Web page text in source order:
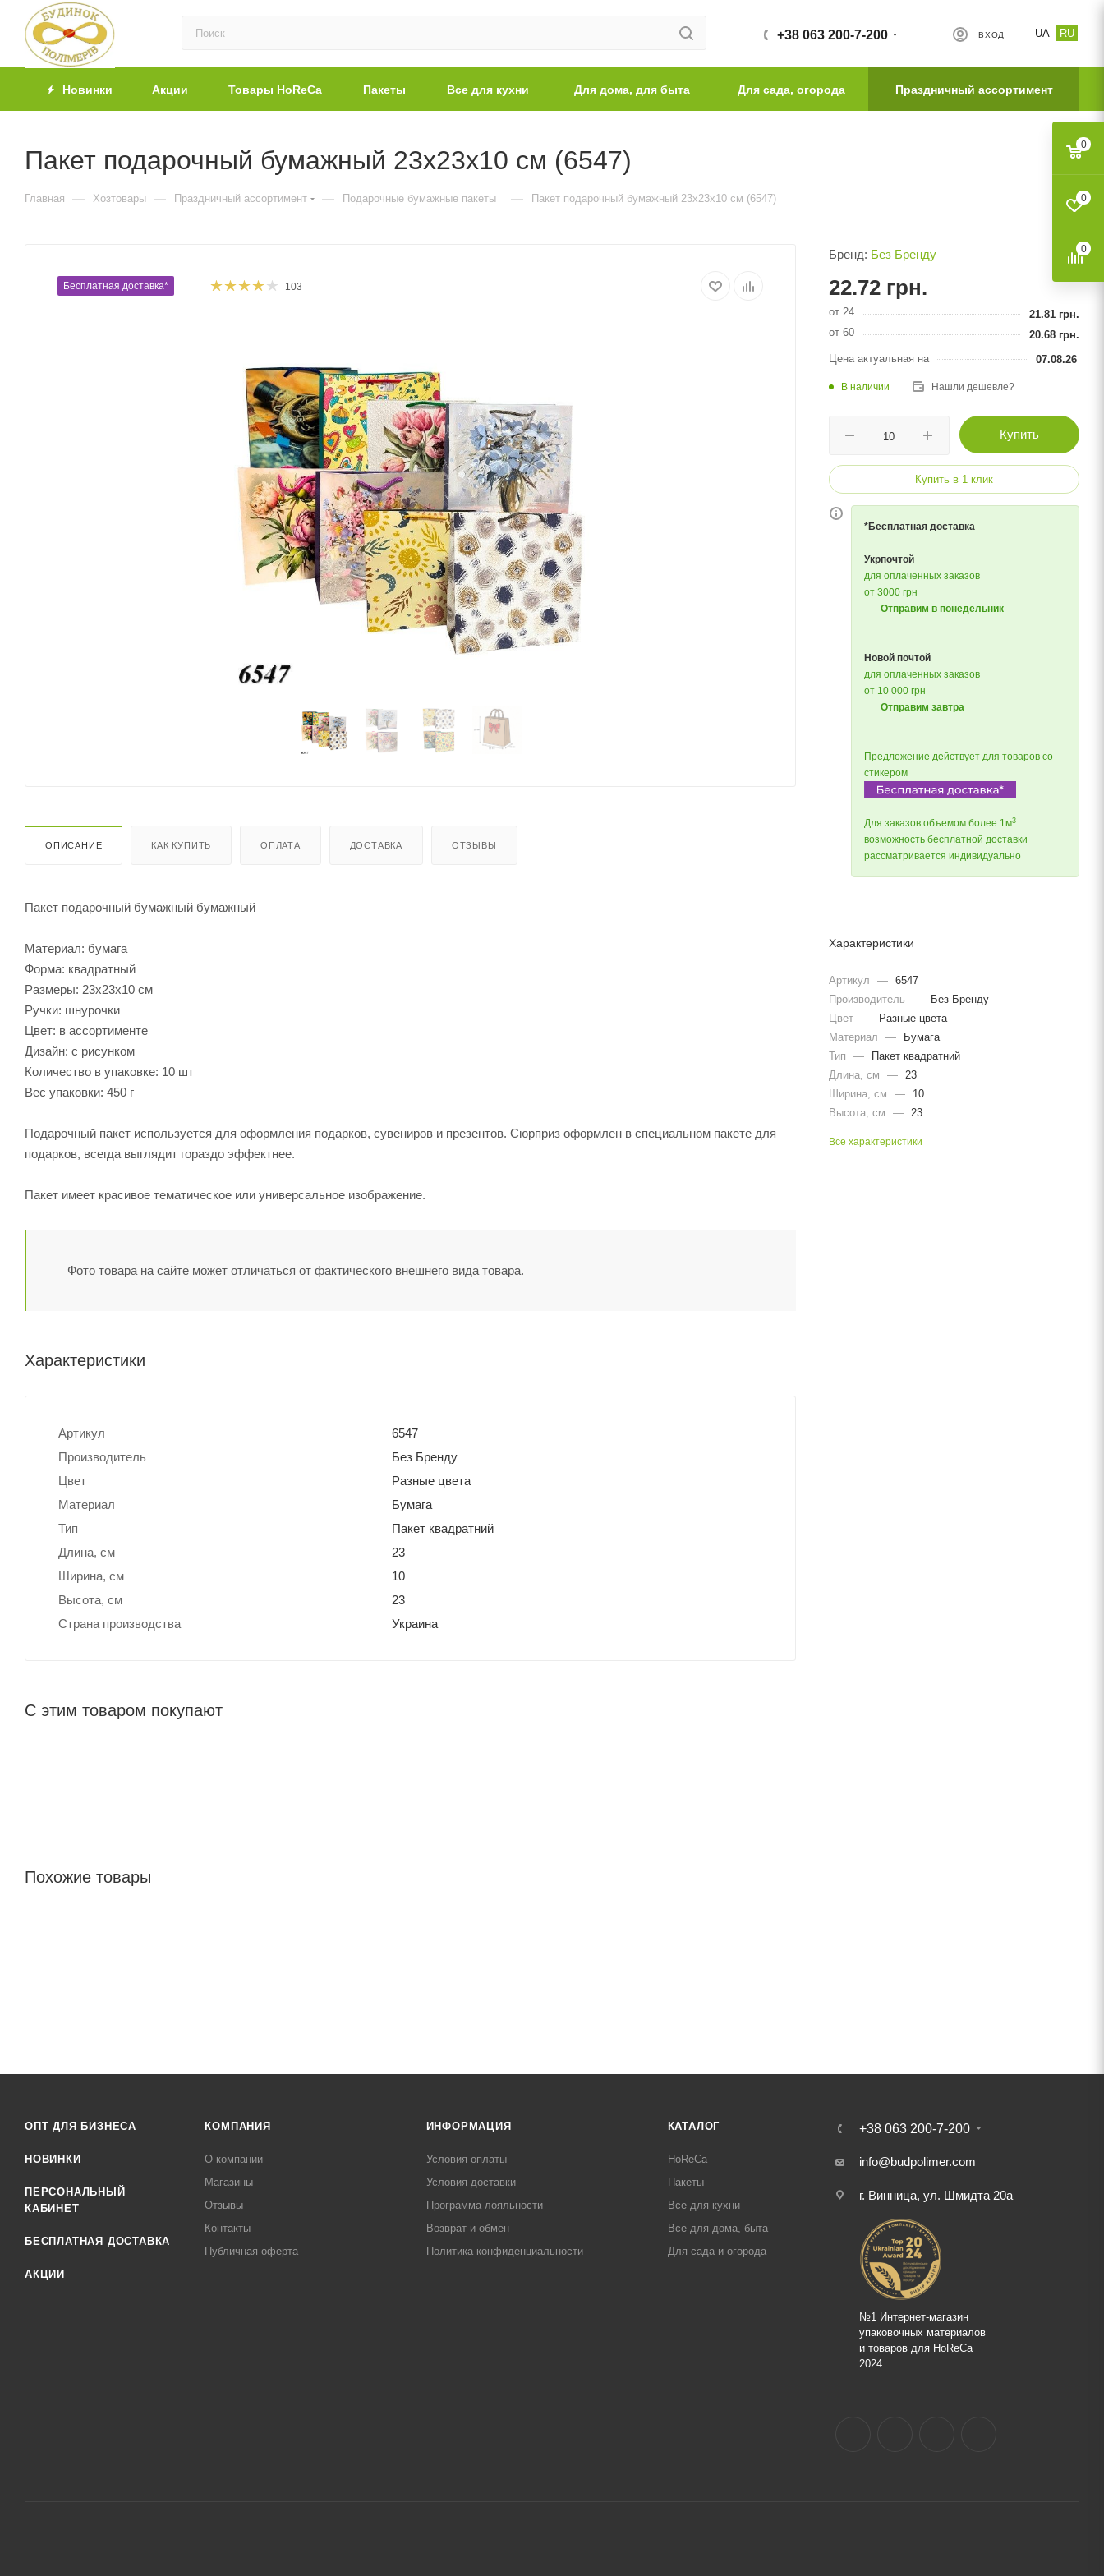
UA RU
ВХОД
+38 063 200-7-200
Новинки Акции Товары HoReCa Пакеты Все для кухни Для дома, для быта Для сада, огорода Праздничный ассортимент
Пакет подарочный бумажный 23х23х10 см (6547)
Главная — Хозтовары — Праздничный ассортимент — Подарочные бумажные пакеты — Пакет подарочный бумажный 23х23х10 см (6547)
Бесплатная доставка* 103
ОПИСАНИЕ КАК КУПИТЬ ОПЛАТА ДОСТАВКА ОТЗЫВЫ
Пакет подарочный бумажный бумажный
Материал: бумага
Форма: квадратный
Размеры: 23х23х10 см
Ручки: шнурочки
Цвет: в ассортименте
Дизайн: с рисунком
Количество в упаковке: 10 шт
Вес упаковки: 450 г
Подарочный пакет используется для оформления подарков, сувениров и презентов. Сюрприз оформлен в специальном пакете для
подарков, всегда выглядит гораздо эффектнее.
Пакет имеет красивое тематическое или универсальное изображение.
Фото товара на сайте может отличаться от фактического внешнего вида товара.
Характеристики
Артикул
6547
Производитель
Без Бренду
Цвет
Разные цвета
Материал
Бумага
Тип
Пакет квадратний
Длина, cм
23
Ширина, cм
10
Высота, см
23
Страна производства
Украина
С этим товаром покупают
Похожие товары
Бренд: Без Бренду
22.72 грн.
от 24 21.81 грн.
от 60
20.68 грн.
Цена актуальная на
07.08.26
В наличии Нашли дешевле?
Купить
Купить в 1 клик
*Бесплатная доставка
Укрпочтой
для оплаченных заказов
от 3000 грн
Отправим в понедельник
Новой почтой
для оплаченных заказов
от 10 000 грн
Отправим завтра
Предложение действует для товаров со
стикером
Для заказов объемом более 1м3
возможность бесплатной доставки
рассматривается индивидуально
Характеристики
Артикул — 6547
Производитель
—
Без Бренду
Цвет —
Разные цвета
Материал
—
Бумага
Тип
—
Пакет квадратний
Длина, cм
—
23
Ширина, cм
—
10
Высота, см
— 23
Все характеристики
ОПТ ДЛЯ БИЗНЕСА
НОВИНКИ
ПЕРСОНАЛЬНЫЙ
КАБИНЕТ
БЕСПЛАТНАЯ ДОСТАВКА
АКЦИИ
КОМПАНИЯ
О компании
Магазины
Отзывы
Контакты
Публичная оферта
ИНФОРМАЦИЯ
Условия оплаты
Условия доставки
Программа лояльности
Возврат и обмен
Политика конфиденциальности
КАТАЛОГ
HoReCa
Пакеты
Все для кухни
Все для дома, быта
Для сада и огорода
+38 063 200-7-200
info@budpolimer.com
г. Винница, ул. Шмидта 20а
№1 Интернет-магазин
упаковочных материалов
и товаров для HoReCa
2024
0
0
0